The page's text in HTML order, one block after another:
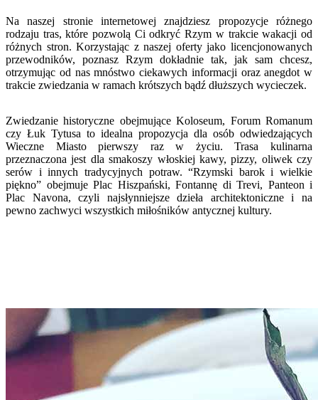
Na naszej stronie internetowej znajdziesz propozycje różnego
rodzaju tras, które pozwolą Ci odkryć Rzym w trakcie wakacji od
różnych stron. Korzystając z naszej oferty jako licencjonowanych
przewodników, poznasz Rzym dokładnie tak, jak sam chcesz,
otrzymując od nas mnóstwo ciekawych informacji oraz anegdot w
trakcie zwiedzania w ramach krótszych bądź dłuższych wycieczek.
Zwiedzanie historyczne obejmujące Koloseum, Forum Romanum
czy Łuk Tytusa to idealna propozycja dla osób odwiedzających
Wieczne Miasto pierwszy raz w życiu. Trasa kulinarna
przeznaczona jest dla smakoszy włoskiej kawy, pizzy, oliwek czy
serów i innych tradycyjnych potraw. “Rzymski barok i wielkie
piękno” obejmuje Plac Hiszpański, Fontannę di Trevi, Panteon i
Plac Navona, czyli najsłynniejsze dzieła architektoniczne i na
pewno zachwyci wszystkich miłośników antycznej kultury.